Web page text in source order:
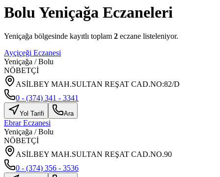
Bolu Yeniçağa Eczaneleri
Yeniçağa bölgesinde kayıtlı toplam 2 eczane listeleniyor.
Ayçiçeği Eczanesi
Yeniçağa /Bolu
NÖBETÇİ
ASİLBEY MAH.SULTAN REŞAT CAD.NO:82/D
0 - (374) 341 - 3341
Yol Tarifi Ara
Ebrar Eczanesi
Yeniçağa /Bolu
NÖBETÇİ
ASİLBEY MAH.SULTAN REŞAT CAD.NO.90
0 - (374) 356 - 3536